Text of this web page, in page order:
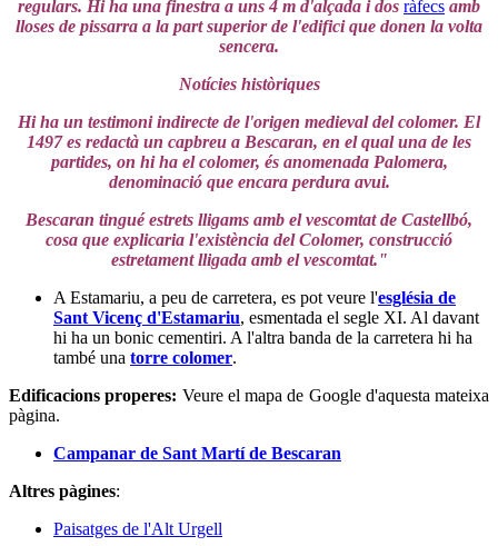
regulars. Hi ha una finestra a uns 4 m d'alçada i dos ràfecs amb
lloses de pissarra a la part superior de l'edifici que donen la volta
sencera.
Notícies històriques
Hi ha un testimoni indirecte de l'origen medieval del colomer. El
1497 es redactà un capbreu a Bescaran, en el qual una de les
partides, on hi ha el colomer, és anomenada Palomera,
denominació que encara perdura avui.
Bescaran tingué estrets lligams amb el vescomtat de Castellbó,
cosa que explicaria l'existència del Colomer, construcció
estretament lligada amb el vescomtat."
A Estamariu, a peu de carretera, es pot veure l'església de
Sant Vicenç d'Estamariu, esmentada el segle XI. Al davant
hi ha un bonic cementiri. A l'altra banda de la carretera hi ha
també una torre colomer.
Edificacions properes: Veure el mapa de Google d'aquesta mateixa
pàgina.
Campanar de Sant Martí de Bescaran
Altres pàgines:
Paisatges de l'Alt Urgell